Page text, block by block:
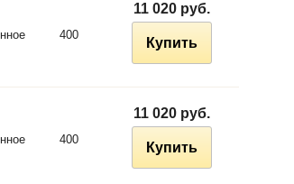
400
11 020 руб.
Купить
400
11 020 руб.
Купить